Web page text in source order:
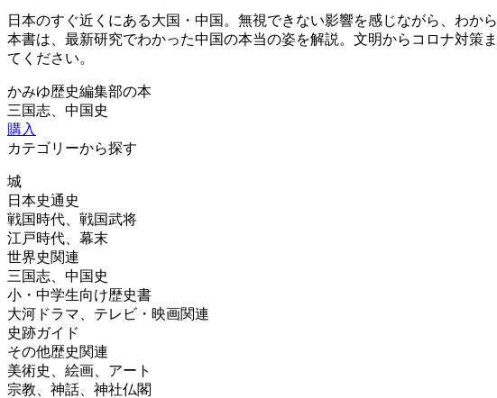
日本のすぐ近くにある大国・中国。無視できない影響を感じながら、わ
本書は、最新研究でわかった中国の本当の姿を解説。文明からコロナ対
てください。
かみゆ歴史編集部の本
三国志、中国史
購入
カテゴリーから探す
城
日本史通史
戦国時代、戦国武将
江戸時代、幕末
世界史関連
三国志、中国史
小・中学生向け歴史書
大河ドラマ、テレビ・映画関連
史跡ガイド
その他歴史関連
美術史、絵画、アート
宗教、神話、神社仏閣